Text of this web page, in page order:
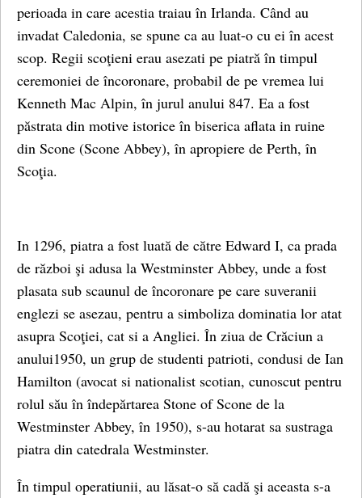
perioada in care acestia traiau în Irlanda. Când au
invadat Caledonia, se spune ca au luat-o cu ei în acest
scop. Regii scoţieni erau asezati pe piatră în timpul
ceremoniei de încoronare, probabil de pe vremea lui
Kenneth Mac Alpin, în jurul anului 847. Ea a fost
păstrata din motive istorice în biserica aflata in ruine
din Scone (Scone Abbey), în apropiere de Perth, în
Scoţia.
In 1296, piatra a fost luată de către Edward I, ca prada
de război şi adusa la Westminster Abbey, unde a fost
plasata sub scaunul de încoronare pe care suveranii
englezi se asezau, pentru a simboliza dominatia lor atat
asupra Scoţiei, cat si a Angliei. În ziua de Crăciun a
anului1950, un grup de studenti patrioti, condusi de Ian
Hamilton (avocat si nationalist scotian, cunoscut pentru
rolul său în îndepărtarea Stone of Scone de la
Westminster Abbey, în 1950), s-au hotarat sa sustraga
piatra din catedrala Westminster.
În timpul operatiunii, au lăsat-o să cadă şi aceasta s-a